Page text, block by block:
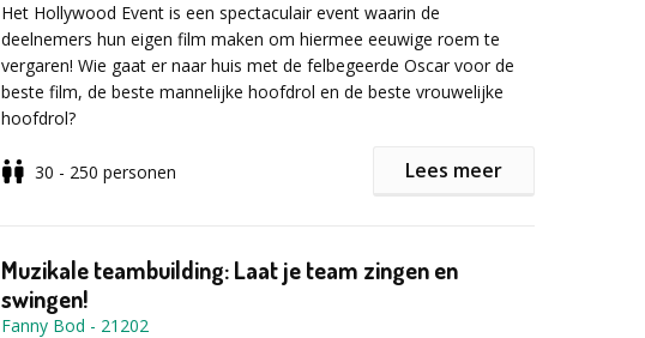
Het Hollywood Event is een spectaculair event waarin de
deelnemers hun eigen film maken om hiermee eeuwige roem te
vergaren! Wie gaat er naar huis met de felbegeerde Oscar voor de
beste film, de beste mannelijke hoofdrol en de beste vrouwelijke
hoofdrol?
groep zelf bedacht. De deelnemers spelen in hun eigen film en
worden hierbij ondersteund door onze regisseurs en
cameramensen. Het team moet zo goed mogelijk samenwerken om
30 - 250 personen Lees meer
Muzikale teambuilding: Laat je team zingen en
swingen!
Fanny Bod - 21202